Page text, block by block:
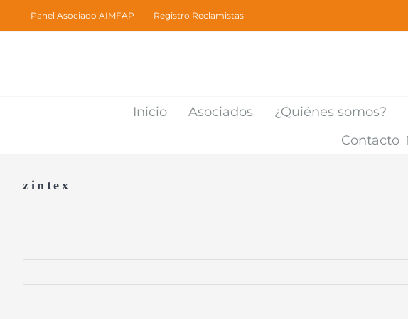
to
Panel Asociado AIMFAP Registro Reclamistas
Inicio Asociados ¿Quiénes somos?
Contacto
zintex